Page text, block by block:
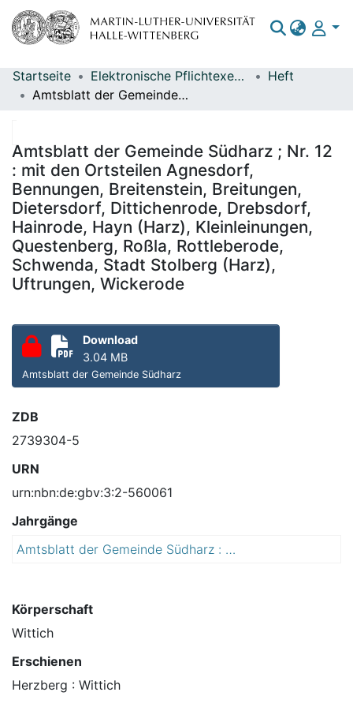
Bereiche & Sammlungen
Statistiken
Startseite Elektronische Pflichtexemplare
Heft
Amtsblatt der Gemeinde Südharz ; Nr. 12 : mit den Ortsteilen Agnesdorf, Bennungen, Breitenstein, Breitungen, Dietersdorf, Dittichenrode, Drebsdorf, Hainrode, Hayn (Harz), Kleinleinungen, Questenberg, Roßla, Rottleberode, Schwenda, Stadt Stolberg (Harz), Uftrungen, Wickerode
Amtsblatt der Gemeinde Südharz ; Nr. 12
: mit den Ortsteilen Agnesdorf,
Bennungen, Breitenstein, Breitungen,
Dietersdorf, Dittichenrode, Drebsdorf,
Hainrode, Hayn (Harz), Kleinleinungen,
Questenberg, Roßla, Rottleberode,
Schwenda, Stadt Stolberg (Harz),
Uftrungen, Wickerode
Download
3.04 MB
Amtsblatt der Gemeinde Südharz
ZDB
2739304-5
URN
urn:nbn:de:gbv:3:2-560061
Jahrgänge
Amtsblatt der Gemeinde Südharz : mit den Ortsteilen Agnesdorf, Bennungen, Breitenstein, Breitungen, Dietersdorf, Dittichenrode, Drebsdorf, Hainrode, Hayn (Harz), Kleinleinungen, Questenberg, Roßla, Rottleberode, Schwenda, Stadt Stolberg (Harz), Uftrungen, Wickerode
Körperschaft
Wittich
Erschienen
Herzberg : Wittich